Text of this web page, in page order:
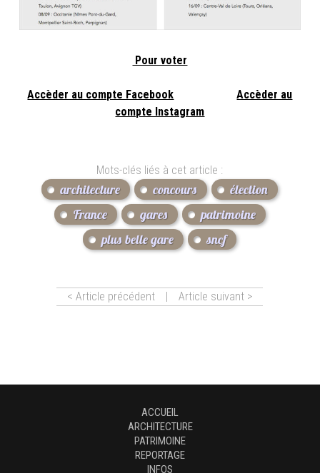
Pour voter
Accèder au compte Facebook
Accèder au
compte Instagram
Mots-clés liés à cet article :
architecture concours
élection
France
gares
patrimoine
plus belle gare
sncf
< Article précédent | Article suivant >
ACCUEIL
ARCHITECTURE
PATRIMOINE
REPORTAGE
INFOS